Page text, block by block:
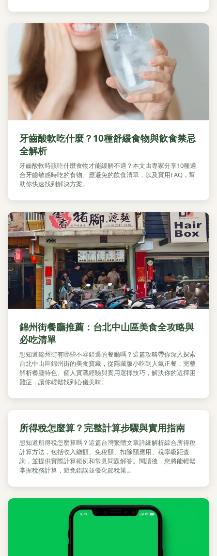
牙齒酸軟吃什麼？10種舒緩食物與飲食禁忌
全解析
牙齒酸軟時該吃什麼食物才能緩解不適？本文由專家分享10種適
合牙齒敏感時吃的食物、應避免的飲食清單，以及實用FAQ，幫
助你快速找到解決方案。
錦州街餐廳推薦：台北中山區美食全攻略與
必吃清單
想知道錦州街有哪些不容錯過的餐廳嗎？這篇攻略帶你深入探索
台北中山區錦州街的美食寶藏，從隱藏版小吃到人氣正餐，完整
解析餐廳特色、個人實戰經驗與實用選擇技巧，解決你的選擇困
難症，讓你輕鬆找到心儀美味。
所得稅怎麼算？完整計算步驟與實用指南
想知道所得稅怎麼算嗎？這篇台灣繁體文章詳細解析綜合所得稅
計算方法，包括收入總額、免稅額、扣除額應用、稅率級距查
詢，並提供實際計算範例和常見問題解答。閱讀後，您將能輕鬆
掌握稅務計算，避免錯誤並優化節稅策...